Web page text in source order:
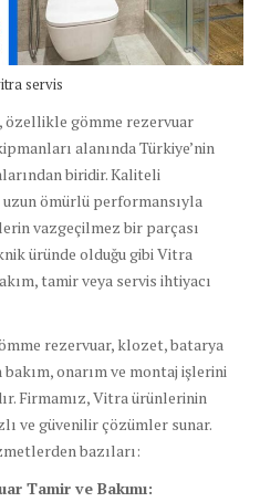
servis
, özellikle gömme rezervuar
alanında Türkiye’nin
biridir. Kaliteli
ömürlü performansıyla
vazgeçilmez bir parçası
üründe olduğu gibi Vitra
tamir veya servis ihtiyacı
rezervuar, klozet, batarya
onarım ve montaj işlerini
Firmamız, Vitra ürünlerinin
ve güvenilir çözümler sunar.
bazıları:
Tamir ve Bakımı: